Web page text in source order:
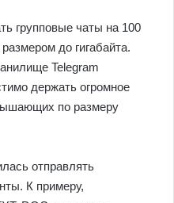
групповые чаты на 100
до гигабайта.
Telegram
держать огромное
по размеру
отправлять
К примеру,